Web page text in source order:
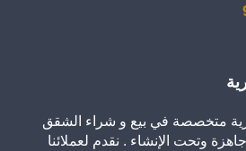
متخصصة في بيع و شراء الشقق
وتحت الإنشاء . نقدم لعملائنا